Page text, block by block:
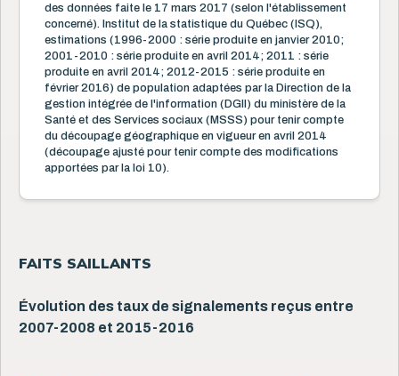
des données faite le 17 mars 2017 (selon l'établissement
concerné). Institut de la statistique du Québec (ISQ),
estimations (1996-2000 : série produite en janvier 2010;
2001-2010 : série produite en avril 2014; 2011 : série
produite en avril 2014; 2012-2015 : série produite en
février 2016) de population adaptées par la Direction de la
gestion intégrée de l'information (DGII) du ministère de la
Santé et des Services sociaux (MSSS) pour tenir compte
du découpage géographique en vigueur en avril 2014
(découpage ajusté pour tenir compte des modifications
apportées par la loi 10).
FAITS SAILLANTS
Évolution des taux de signalements reçus entre
2007-2008 et 2015-2016